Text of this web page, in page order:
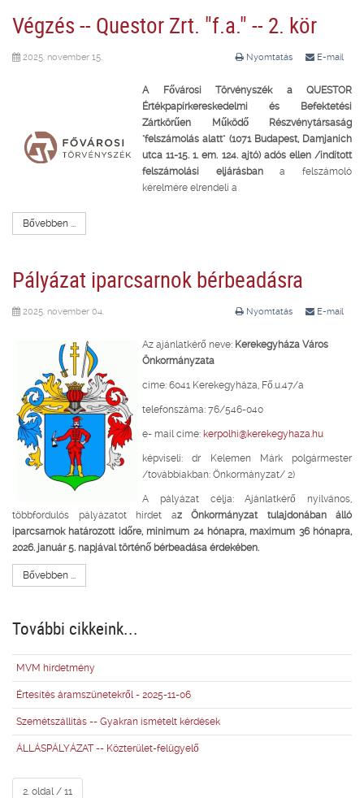
Végzés -- Questor Zrt. "f.a." -- 2. kör
Nyomtatás E-mail
2025. november 15.
A Fővárosi Törvényszék a QUESTOR
Értékpapírkereskedelmi és Befektetési
Zártkörűen Működő Részvénytársaság
"felszámolás alatt" (1071 Budapest, Damjanich
utca 11-15. 1. em. 124. ajtó) adós ellen /indított
felszámolási eljárásbana felszámoló
kérelmére elrendeli a
Bővebben ...
Pályázat iparcsarnok bérbeadásra
Nyomtatás E-mail
2025. november 04.
Az ajánlatkérő neve: Kerekegyháza Város
Önkormányzata
címe: 6041 Kerekegyháza, Fő.u.47/a
telefonszáma: 76/546-040
e- mail címe: kerpolhi@kerekegyhaza.hu
képviseli: dr Kelemen Márk polgármester
/továbbiakban: Önkormányzat/ 2)
A pályázat célja: Ajánlatkérő nyilvános,
többfordulós pályázatot hirdet az Önkormányzat tulajdonában álló
iparcsarnok határozott időre, minimum 24 hónapra, maximum 36 hónapra,
2026. január 5. napjával történő bérbeadása érdekében.
Bővebben ...
További cikkeink...
MVM hirdetmény
Értesítés áramszünetekről - 2025-11-06
Szemétszállítás -- Gyakran ismételt kérdések
ÁLLÁSPÁLYÁZAT -- Közterület-felügyelő
2. oldal / 11